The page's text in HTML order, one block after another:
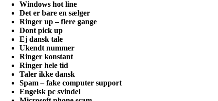
Windows hot line
Det er bare en sælger
Ringer up – flere gange
Dont pick up
Ej dansk tale
Ukendt nummer
Ringer konstant
Ringer hele tid
Taler ikke dansk
Spam – fake computer support
Engelsk pc svindel